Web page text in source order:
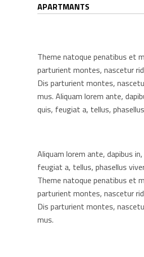
APARTMANTS
Theme natoque penatibus et
parturient montes, nascetur
Dis parturient montes,
mus. Aliquam lorem ante,
quis, feugiat a, tellus,
Aliquam lorem ante, dapibus
feugiat a, tellus, phasellus
Theme natoque penatibus et
parturient montes, nascetur
Dis parturient montes,
mus.